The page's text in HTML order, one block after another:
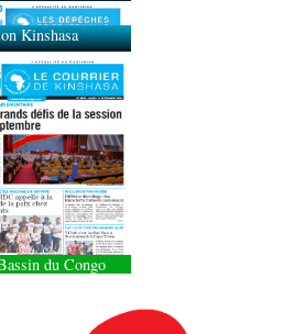
Kinshasa
du Congo